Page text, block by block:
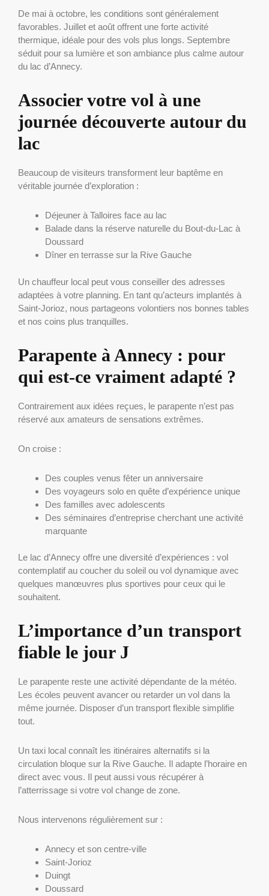
De mai à octobre, les conditions sont généralement
favorables. Juillet et août offrent une forte activité
thermique, idéale pour des vols plus longs. Septembre
séduit pour sa lumière et son ambiance plus calme autour
du lac d’Annecy.
Associer votre vol à une
journée découverte autour du
lac
Beaucoup de visiteurs transforment leur baptême en
véritable journée d’exploration :
Déjeuner à Talloires face au lac
Balade dans la réserve naturelle du Bout-du-Lac à
Doussard
Dîner en terrasse sur la Rive Gauche
Un chauffeur local peut vous conseiller des adresses
adaptées à votre planning. En tant qu’acteurs implantés à
Saint-Jorioz, nous partageons volontiers nos bonnes tables
et nos coins plus tranquilles.
Parapente à Annecy : pour
qui est-ce vraiment adapté ?
Contrairement aux idées reçues, le parapente n’est pas
réservé aux amateurs de sensations extrêmes.
On croise :
Des couples venus fêter un anniversaire
Des voyageurs solo en quête d’expérience unique
Des familles avec adolescents
Des séminaires d’entreprise cherchant une activité
marquante
Le lac d’Annecy offre une diversité d’expériences : vol
contemplatif au coucher du soleil ou vol dynamique avec
quelques manœuvres plus sportives pour ceux qui le
souhaitent.
L’importance d’un transport
fiable le jour J
Le parapente reste une activité dépendante de la météo.
Les écoles peuvent avancer ou retarder un vol dans la
même journée. Disposer d’un transport flexible simplifie
tout.
Un taxi local connaît les itinéraires alternatifs si la
circulation bloque sur la Rive Gauche. Il adapte l’horaire en
direct avec vous. Il peut aussi vous récupérer à
l’atterrissage si votre vol change de zone.
Nous intervenons régulièrement sur :
Annecy et son centre-ville
Saint-Jorioz
Duingt
Doussard